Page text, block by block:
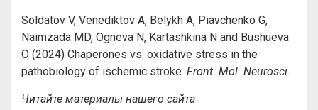
Soldatov V, Venediktov A, Belykh A, Piavchenko G,
Naimzada MD, Ogneva N, Kartashkina N and Bushueva
O (2024) Chaperones vs. oxidative stress in the
pathobiology of ischemic stroke. Front. Mol. Neurosci.
Читайте материалы нашего сайта